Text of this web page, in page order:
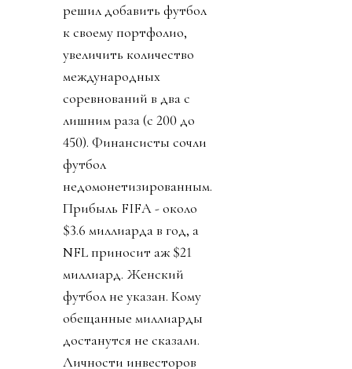
решил добавить футбол
к своему портфолио,
увеличить количество
международных
соревнований в два с
лишним раза (с 200 до
450). Финансисты сочли
футбол
недомонетизированным.
Прибыль FIFA - около
$3.6 миллиарда в год, а
NFL приносит аж $21
миллиард. Женский
футбол не указан. Кому
обещанные миллиарды
достанутся не сказали.
Личности инвесторов